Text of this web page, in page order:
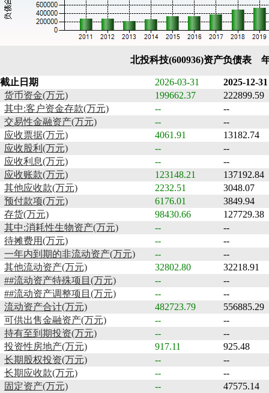
北投科技(600936)资产负债表
截止日期 2026-03-31
2025-12-31
货币资金(万元)
199662.37
222899.59
其中:客户资金存款(万元)
--
--
交易性金融资产(万元)
--
--
应收票据(万元)
4061.91
13182.74
应收股利(万元)
--
--
应收利息(万元)
--
--
应收账款(万元)
123148.21
137192.84
其他应收款(万元)
2232.51
3048.07
预付款项(万元)
6176.01
3849.94
存货(万元)
98430.66
127729.38
其中:消耗性生物资产(万元)
--
--
待摊费用(万元)
--
--
一年内到期的非流动资产(万元)
--
--
其他流动资产(万元)
32802.80
32218.91
##流动资产特殊项目(万元)
--
--
##流动资产调整项目(万元)
--
--
流动资产合计(万元)
482723.79
556885.29
可供出售金融资产(万元)
--
--
持有至到期投资(万元)
--
--
投资性房地产(万元)
917.11
925.48
长期股权投资(万元)
--
--
长期应收款(万元)
--
--
固定资产(万元)
--
47575.14